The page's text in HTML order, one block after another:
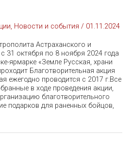
, Новости и события / 01.11.2024
Астраханского и
31 октября по 8 ноября 2024 года
ярмарке «Земле Русская, храни
Благотворительная акция
ежегодно проводится с 2017 г.Все
в ходе проведения акции,
благотворительного
подарков для раненных бойцов,